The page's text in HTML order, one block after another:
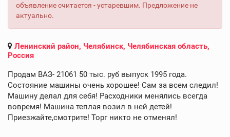
объявление считается - устаревшим. Предложение не
актуально.
Ленинский район, Челябинск, Челябинская область,
Россия
Продам ВАЗ- 21061 50 тыс. руб выпуск 1995 года.
Состояние машины очень хорошее! Сам за всем следил!
Машину делал для себя! Расходники менялись всегда
вовремя! Машина теплая возил в ней детей!
Приезжайте,смотрите! Торг никто не отменял!